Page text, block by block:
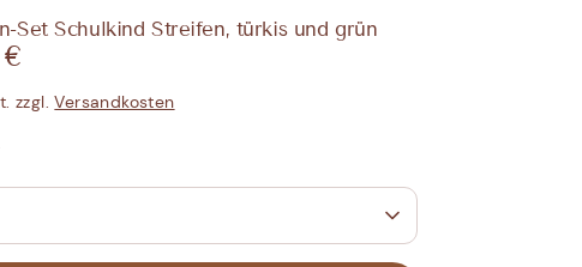
Set Schulkind Streifen, türkis und grün
zzgl.Versandkosten